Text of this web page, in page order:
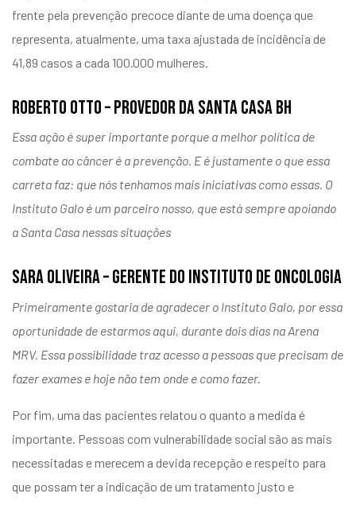
frente pela prevenção precoce diante de uma doença que
representa, atualmente, uma taxa ajustada de incidência de
41,89 casos a cada 100.000 mulheres.
ROBERTO OTTO – PROVEDOR DA SANTA CASA BH
Essa ação é super importante porque a melhor política de
combate ao câncer é a prevenção. E é justamente o que essa
carreta faz: que nós tenhamos mais iniciativas como essas. O
Instituto Galo é um parceiro nosso, que está sempre apoiando
a Santa Casa nessas situações
SARA OLIVEIRA – GERENTE DO INSTITUTO DE ONCOLOGIA
Primeiramente gostaria de agradecer o Instituto Galo, por essa
oportunidade de estarmos aqui, durante dois dias na Arena
MRV. Essa possibilidade traz acesso a pessoas que precisam de
fazer exames e hoje não tem onde e como fazer.
Por fim, uma das pacientes relatou o quanto a medida é
importante. Pessoas com vulnerabilidade social são as mais
necessitadas e merecem a devida recepção e respeito para
que possam ter a indicação de um tratamento justo e